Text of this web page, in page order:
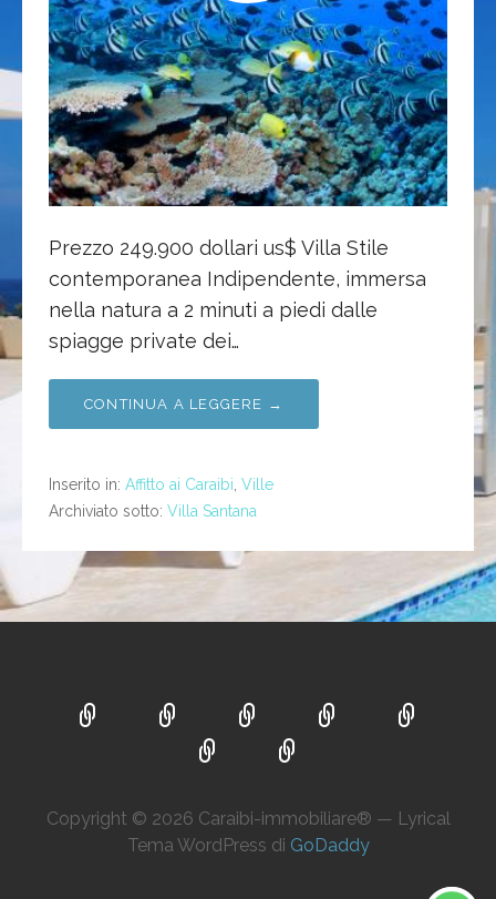
Prezzo 249.900 dollari us$ Villa Stile
contemporanea Indipendente, immersa
nella natura a 2 minuti a piedi dalle
spiagge private dei…
CONTINUA A LEGGERE →
Inserito in: Affitto ai Caraibi Ville
Archiviato sotto: Villa Santana
Copyright © 2026 Caraibi-immobiliare® — Lyrical
Tema WordPress di GoDaddy